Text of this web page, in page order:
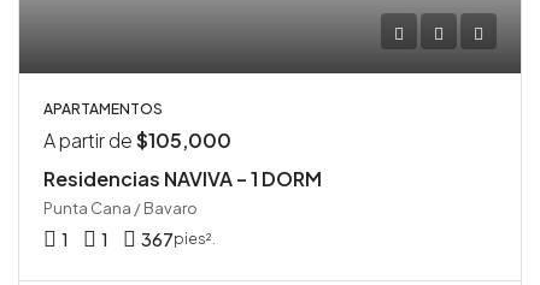
APARTAMENTOS
A partir de$105,000
Residencias NAVIVA – 1 DORM
Punta Cana / Bavaro
1 1 367pies².